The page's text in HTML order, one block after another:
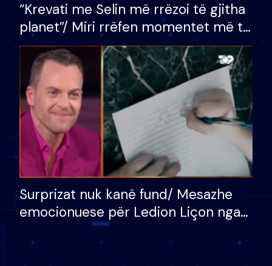
“Krevati me Selin më rrëzoi të gjitha
planet”/ Miri rrëfen momentet më të
bukura në shtëpinë e BB VIP: Do më
mungojë zilja e mëngjesit kur…
Surprizat nuk kanë fund/ Mesazhe
emocionuese për Ledion Liçon nga
nëna dhe fëmijët e tij, moderatori
nuk i mban dot lotët: Nuk meritoj…